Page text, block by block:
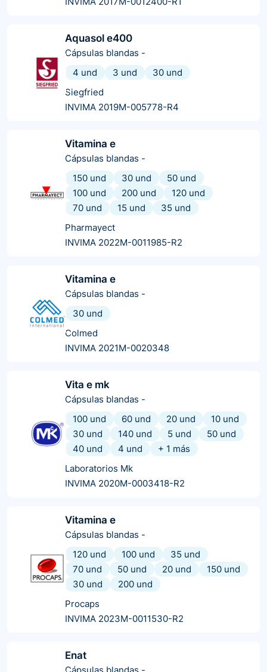
Aquasol e400
Cápsulas blandas -
4 und
3 und
30 und
Siegfried
INVIMA 2019M-005778-R4
Vitamina e
Cápsulas blandas -
150 und
30 und
50 und
100 und
200 und
120 und
70 und
15 und
35 und
Pharmayect
INVIMA 2022M-0011985-R2
Vitamina e
Cápsulas blandas -
30 und
Colmed
INVIMA 2021M-0020348
Vita e mk
Cápsulas blandas -
100 und
60 und 20 und
10 und
30 und
140 und 5 und
50 und
40 und
4 und + 1 más
Laboratorios Mk
INVIMA 2020M-0003418-R2
Vitamina e
Cápsulas blandas -
120 und
100 und
35 und
70 und
50 und 20 und
150 und
30 und
200 und
Procaps
INVIMA 2023M-0011530-R2
Enat
Cápsulas blandas -